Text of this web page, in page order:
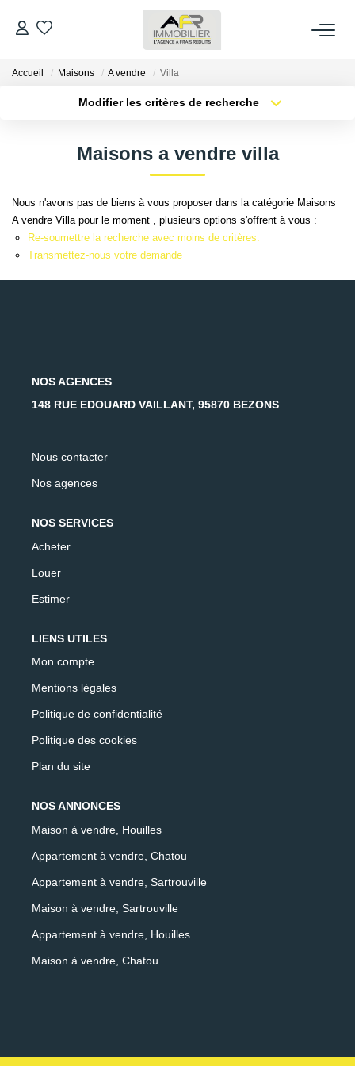
ACHETER
ESTIMER
FAIRE GÉRER
AFR IMMOBILIER Chatou - Location | Gestion | Syndic
AFR IMMOBILIER Chatou - Transaction
AFR IMMOBILIER Sartrouville
Accueil Maisons A vendre Villa
Modifier les critères de recherche
Type de bien
Budget max Plus de critères
Maisons a vendre villa
Nous n'avons pas de biens à vous proposer dans la catégorie Maisons
A vendre Villa pour le moment , plusieurs options s'offrent à vous :
Re-soumettre la recherche avec moins de critères.
Transmettez-nous votre demande
NOS AGENCES
148 RUE EDOUARD VAILLANT, 95870 BEZONS
Nous contacter
Nos agences
NOS SERVICES
Acheter
Louer
Estimer
LIENS UTILES
Mon compte
Mentions légales
Politique de confidentialité
Politique des cookies
Plan du site
NOS ANNONCES
Maison à vendre, Houilles
Appartement à vendre, Chatou
Appartement à vendre, Sartrouville
Maison à vendre, Sartrouville
Appartement à vendre, Houilles
Maison à vendre, Chatou